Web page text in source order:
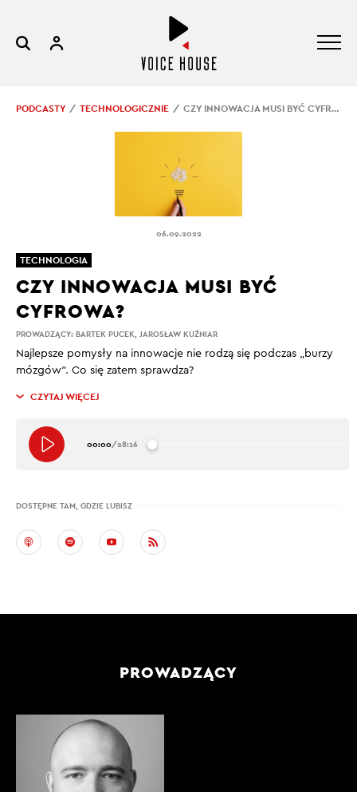
PODCASTY TECHNOLOGICZNIE CZY INNOWACJA MUSI BYĆ CYFROWA?
06.09.2022
PROWADZĄCY: BARTEK PUCEK, JAROSŁAW KUŹNIAR
CZY INNOWACJA MUSI BYĆ
CYFROWA?
Najlepsze pomysły na innowacje nie rodzą się podczas „burzy
mózgów”. Co się zatem sprawdza?
CZYTAJ WIĘCEJ
00:00/28:16
DOSTĘPNE TAM, GDZIE LUBISZ
TECHNOLOGIA
PROWADZĄCY